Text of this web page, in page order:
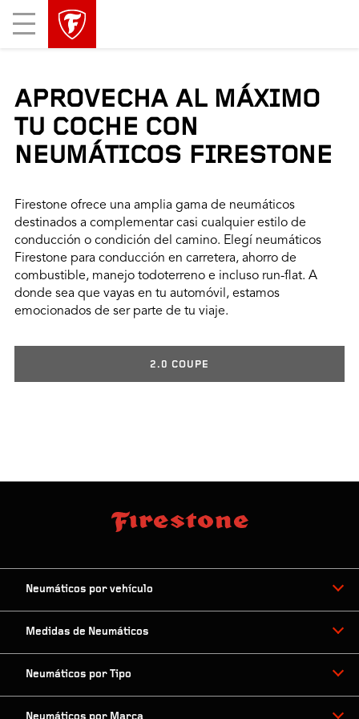
Mobile
Menu
APROVECHA AL MÁXIMO
TU COCHE CON
NEUMÁTICOS FIRESTONE
Firestone ofrece una amplia gama de neumáticos
destinados a complementar casi cualquier estilo de
conducción o condición del camino. Elegí neumáticos
Firestone para conducción en carretera, ahorro de
combustible, manejo todoterreno e incluso run-flat. A
donde sea que vayas en tu automóvil, estamos
emocionados de ser parte de tu viaje.
2.0 COUPE
Neumáticos por vehículo
Medidas de Neumáticos
Neumáticos por Tipo